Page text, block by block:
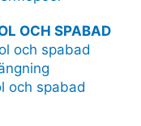
OCH SPABAD
och spabad
och spabad